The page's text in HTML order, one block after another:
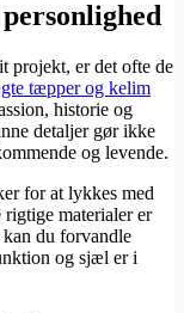
projekt, er det ofte de
tæpper og kelim
historie og
detaljer gør ikke
og levende.
for at lykkes med
materialer er
du forvandle
og sjæl er i